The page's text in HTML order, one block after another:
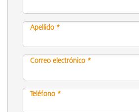
Apellido *
Correo electrónico *
Teléfono *